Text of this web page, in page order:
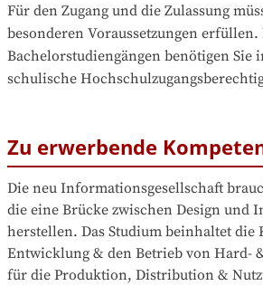
Für den Zugang und die Zulassung
besonderen Voraussetzungen erfüllen.
Bachelorstudiengängen benötigen Sie
schulische
Zu erwerbende
Die neu Informationsgesellschaft
die eine Brücke zwischen Design und
herstellen. Das Studium beinhaltet die
Entwicklung & den Betrieb von Hard-
für die Produktion, Distribution &